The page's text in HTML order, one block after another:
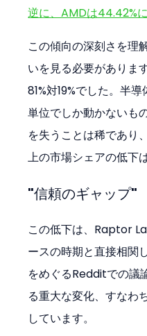
逆に、AMDは44.42%
この傾向の深刻さを理
いを見る必要がありま
81%対19%でした。半
単位でしか動かないも
を失うことは稀であり
上の市場シェアの低下
"信頼のギャップ"
この低下は、Raptor
ースの時期と直接相関
をめぐるRedditでの議
る重大な変化、すなわ
しています。